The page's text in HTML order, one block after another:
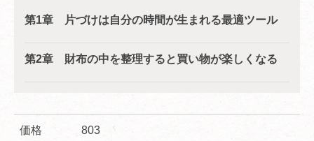
第1章 片づけは自分の時間が生まれる最適ツール
第2章 財布の中を整理すると買い物が楽しくなる
価格 803